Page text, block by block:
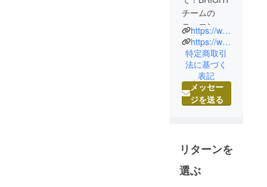
チームの
ニュエンで
す。
中国の総合
家電メー
カー向けに
人気製品を
多数製造し
日本の皆様
にも是非体
験していた
https://www.brightdiy.jp/
https://www.instagram.com/brightdiyjp/
特定商取引
法に基づく
表記
メッセー
ジを送る
リターンを
選ぶ